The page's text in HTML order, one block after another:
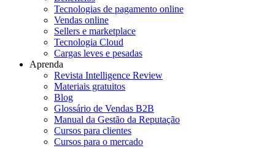
Tecnologias de pagamento online
Vendas online
Sellers e marketplace
Tecnologia Cloud
Cargas leves e pesadas
Aprenda
Revista Intelligence Review
Materiais gratuitos
Blog
Glossário de Vendas B2B
Manual da Gestão da Reputação
Cursos para clientes
Cursos para o mercado